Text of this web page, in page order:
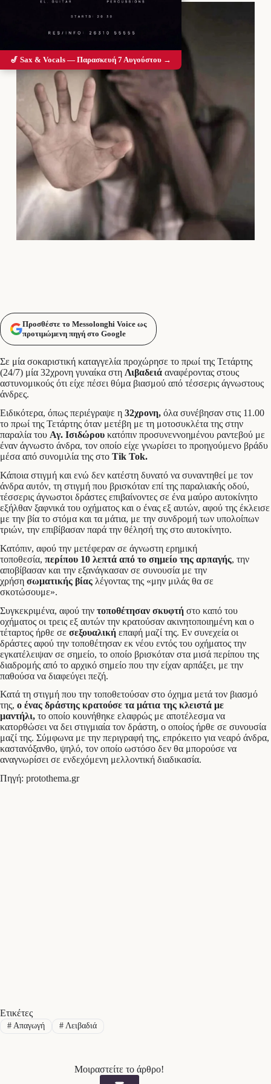
Προσθέστε το Messolonghi Voice ως
προτιμώμενη πηγή στο Google
Σε μία σοκαριστική καταγγελία προχώρησε το πρωί της Τετάρτης
(24/7) μία 32χρονη γυναίκα στη Λιβαδειά αναφέροντας στους
αστυνομικούς ότι είχε πέσει θύμα βιασμού από τέσσερις άγνωστους
άνδρες.
Ειδικότερα, όπως περιέγραψε η 32χρονη, όλα συνέβησαν στις 11.00
το πρωί της Τετάρτης όταν μετέβη με τη μοτοσυκλέτα της στην
παραλία του Αγ. Ισιδώρου κατόπιν προσυνεννοημένου ραντεβού με
έναν άγνωστο άνδρα, τον οποίο είχε γνωρίσει το προηγούμενο βράδυ
μέσα από συνομιλία της στο Tik Tok.
Κάποια στιγμή και ενώ δεν κατέστη δυνατό να συναντηθεί με τον
άνδρα αυτόν, τη στιγμή που βρισκόταν επί της παραλιακής οδού,
τέσσερις άγνωστοι δράστες επιβαίνοντες σε ένα μαύρο αυτοκίνητο
εξήλθαν ξαφνικά του οχήματος και ο ένας εξ αυτών, αφού της έκλεισε
με την βία το στόμα και τα μάτια, με την συνδρομή των υπολοίπων
τριών, την επιβίβασαν παρά την θέλησή της στο αυτοκίνητο.
Κατόπιν, αφού την μετέφεραν σε άγνωστη ερημική
τοποθεσία, περίπου 10 λεπτά από το σημείο της αρπαγής, την
αποβίβασαν και την εξανάγκασαν σε συνουσία με την
χρήση σωματικής βίας λέγοντας της «μην μιλάς θα σε
σκοτώσουμε».
Συγκεκριμένα, αφού την τοποθέτησαν σκυφτή στο καπό του
οχήματος οι τρεις εξ αυτών την κρατούσαν ακινητοποιημένη και ο
τέταρτος ήρθε σε σεξουαλική επαφή μαζί της. Εν συνεχεία οι
δράστες αφού την τοποθέτησαν εκ νέου εντός του οχήματος την
εγκατέλειψαν σε σημείο, το οποίο βρισκόταν στα μισά περίπου της
διαδρομής από το αρχικό σημείο που την είχαν αρπάξει, με την
παθούσα να διαφεύγει πεζή.
Κατά τη στιγμή που την τοποθετούσαν στο όχημα μετά τον βιασμό
της, ο ένας δράστης κρατούσε τα μάτια της κλειστά με
μαντήλι, το οποίο κουνήθηκε ελαφρώς με αποτέλεσμα να
κατορθώσει να δει στιγμιαία τον δράστη, ο οποίος ήρθε σε συνουσία
μαζί της. Σύμφωνα με την περιγραφή της, επρόκειτο για νεαρό άνδρα,
καστανόξανθο, ψηλό, τον οποίο ωστόσο δεν θα μπορούσε να
αναγνωρίσει σε ενδεχόμενη μελλοντική διαδικασία.
Πηγή: protothema.gr
Ετικέτες
#Απαγωγή #Λειβαδιά
Μοιραστείτε το άρθρο!
🎷 Sax & Vocals — Παρασκευή 7 Αυγούστου →